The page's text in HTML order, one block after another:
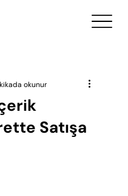
Satışa
okunur